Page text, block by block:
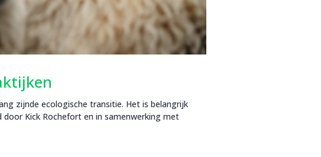
zijnde ecologische transitie. Het is belangrijk
Kick Rochefort en in samenwerking met